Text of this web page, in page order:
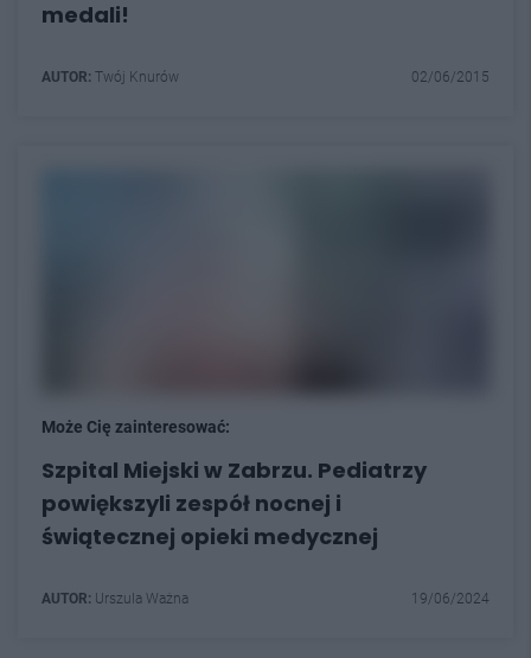
medali!
AUTOR: Twój Knurów 02/06/2015
Może Cię zainteresować:
Szpital Miejski w Zabrzu. Pediatrzy
powiększyli zespół nocnej i
świątecznej opieki medycznej
AUTOR: Urszula Ważna 19/06/2024